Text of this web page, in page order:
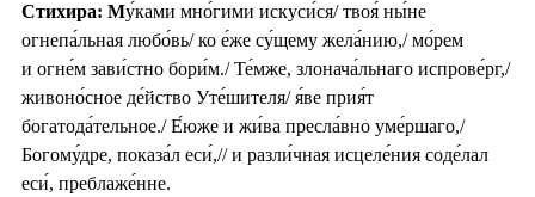
Стихира: Му́ками мно́гими искуси́ся/ твоя́ ны́не
огнепа́льная любо́вь/ ко е́же су́щему жела́нию,/ мо́рем
и огне́м зави́стно бори́м./ Те́мже, злонача́льнаго испрове́рг,/
живоно́сное де́йство Уте́шителя/ я́ве прия́т
богатода́тельное./ Е́юже и жи́ва пресла́вно уме́ршаго,/
Богому́дре, показа́л еси́,// и разли́чная исцеле́ния соде́лал
еси́, преблаже́нне.